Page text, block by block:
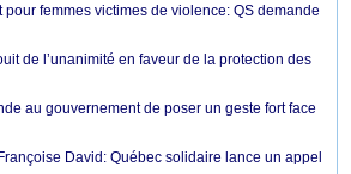
pour femmes victimes de violence: QS demande
de l’unanimité en faveur de la protection des
au gouvernement de poser un geste fort face
David: Québec solidaire lance un appel